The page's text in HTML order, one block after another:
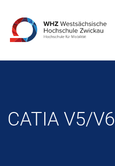
CATIA V5/V6